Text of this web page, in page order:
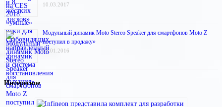
10.03.2017
Модульный динамик Moto Stereo Speaker для смартфонов Moto Z
поступил в продажу»
03.01.2016
Интересное